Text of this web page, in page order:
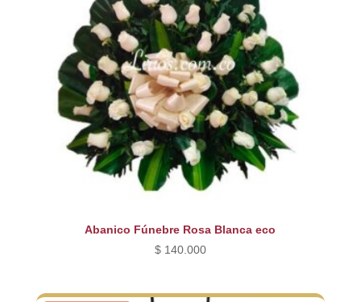
Abanico Fúnebre Rosa Blanca eco
$140.000